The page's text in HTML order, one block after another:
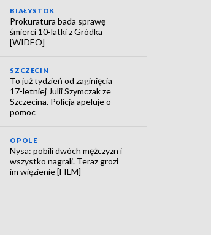
BIAŁYSTOK
Prokuratura bada sprawę
śmierci 10-latki z Gródka
[WIDEO]
SZCZECIN
To już tydzień od zaginięcia
17-letniej Julii Szymczak ze
Szczecina. Policja apeluje o
pomoc
OPOLE
Nysa: pobili dwóch mężczyzn i
wszystko nagrali. Teraz grozi
im więzienie [FILM]